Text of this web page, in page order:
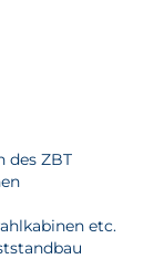
des ZBT
etc.